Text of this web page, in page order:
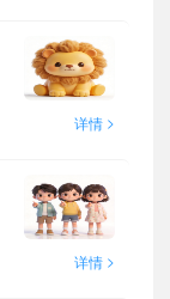
详情 >
详情 >